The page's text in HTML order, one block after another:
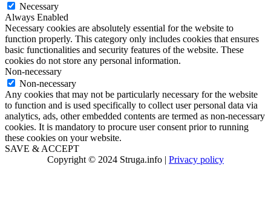
Necessary
Always Enabled
Necessary cookies are absolutely essential for the website to
function properly. This category only includes cookies that ensures
basic functionalities and security features of the website. These
cookies do not store any personal information.
Non-necessary
Non-necessary
Any cookies that may not be particularly necessary for the website
to function and is used specifically to collect user personal data via
analytics, ads, other embedded contents are termed as non-necessary
cookies. It is mandatory to procure user consent prior to running
these cookies on your website.
SAVE & ACCEPT
Copyright © 2024 Struga.info | Privacy policy